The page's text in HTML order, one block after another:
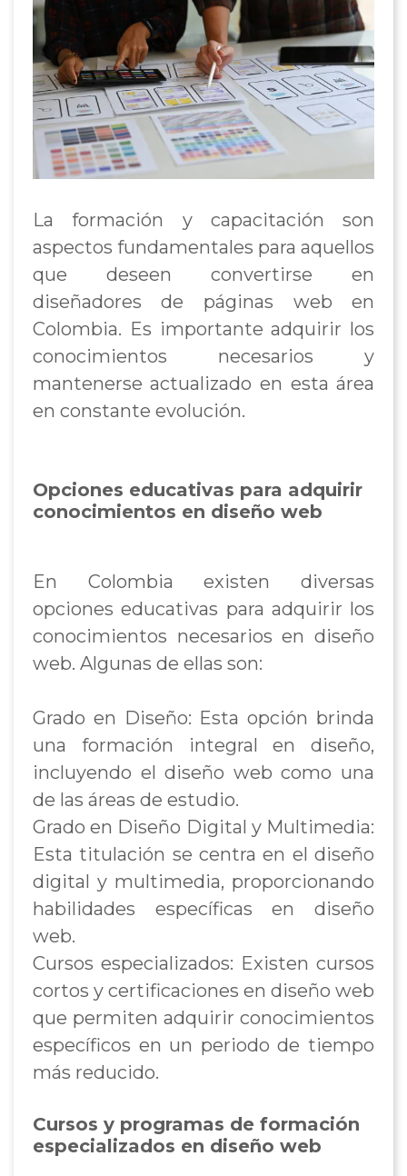
La formación y capacitación son
aspectos fundamentales para aquellos
que deseen convertirse en
diseñadores de páginas web en
Colombia. Es importante adquirir los
conocimientos necesarios y
mantenerse actualizado en esta área
en constante evolución.
Opciones educativas para adquirir
conocimientos en diseño web
En Colombia existen diversas
opciones educativas para adquirir los
conocimientos necesarios en diseño
web. Algunas de ellas son:
Grado en Diseño: Esta opción brinda
una formación integral en diseño,
incluyendo el diseño web como una
de las áreas de estudio.
Grado en Diseño Digital y Multimedia:
Esta titulación se centra en el diseño
digital y multimedia, proporcionando
habilidades específicas en diseño
web.
Cursos especializados: Existen cursos
cortos y certificaciones en diseño web
que permiten adquirir conocimientos
específicos en un periodo de tiempo
más reducido.
Cursos y programas de formación
especializados en diseño web